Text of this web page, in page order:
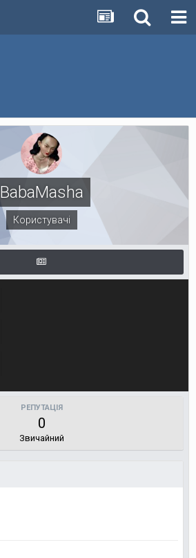
BabaMasha
Користувачі
РЕПУТАЦІЯ
0
Звичайний